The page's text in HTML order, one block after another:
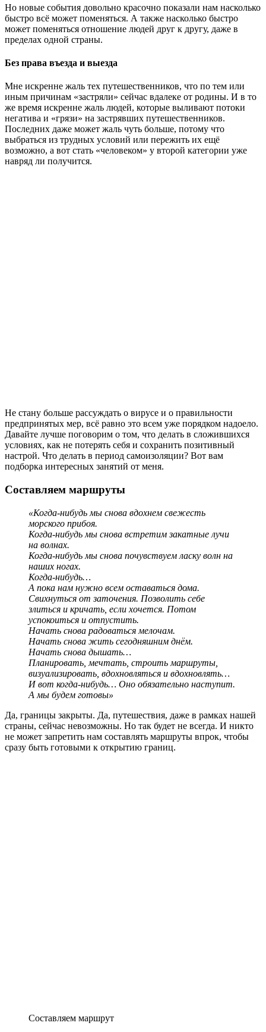
Но новые события довольно красочно показали нам насколько
быстро всё может поменяться. А также насколько быстро
может поменяться отношение людей друг к другу, даже в
пределах одной страны.
Без права въезда и выезда
Мне искренне жаль тех путешественников, что по тем или
иным причинам «застряли» сейчас вдалеке от родины. И в то
же время искренне жаль людей, которые выливают потоки
негатива и «грязи» на застрявших путешественников.
Последних даже может жаль чуть больше, потому что
выбраться из трудных условий или пережить их ещё
возможно, а вот стать «человеком» у второй категории уже
навряд ли получится.
Не стану больше рассуждать о вирусе и о правильности
предпринятых мер, всё равно это всем уже порядком надоело.
Давайте лучше поговорим о том, что делать в сложившихся
условиях, как не потерять себя и сохранить позитивный
настрой. Что делать в период самоизоляции? Вот вам
подборка интересных занятий от меня.
Составляем маршруты
«Когда-нибудь мы снова вдохнем свежесть
морского прибоя.
Когда-нибудь мы снова встретим закатные лучи
на волнах.
Когда-нибудь мы снова почувствуем ласку волн на
наших ногах.
Когда-нибудь…
А пока нам нужно всем оставаться дома.
Свихнуться от заточения. Позволить себе
злиться и кричать, если хочется. Потом
успокоиться и отпустить.
Начать снова радоваться мелочам.
Начать снова жить сегодняшним днём.
Начать снова дышать…
Планировать, мечтать, строить маршруты,
визуализировать, вдохновляться и вдохновлять…
И вот когда-нибудь… Оно обязательно наступит.
А мы будем готовы»
Да, границы закрыты. Да, путешествия, даже в рамках нашей
страны, сейчас невозможны. Но так будет не всегда. И никто
не может запретить нам составлять маршруты впрок, чтобы
сразу быть готовыми к открытию границ.
Составляем маршрут